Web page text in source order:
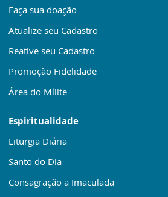
Faça sua doação
Atualize seu Cadastro
Reative seu Cadastro
Promoção Fidelidade
Área do Mílite
Espiritualidade
Liturgia Diária
Santo do Dia
Consagração a Imaculada